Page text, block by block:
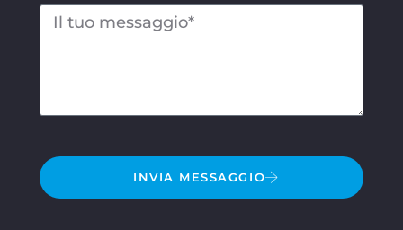
INVIA MESSAGGIO